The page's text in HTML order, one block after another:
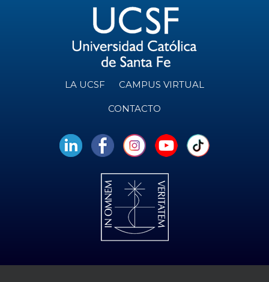
LA UCSF CAMPUS VIRTUAL
CONTACTO